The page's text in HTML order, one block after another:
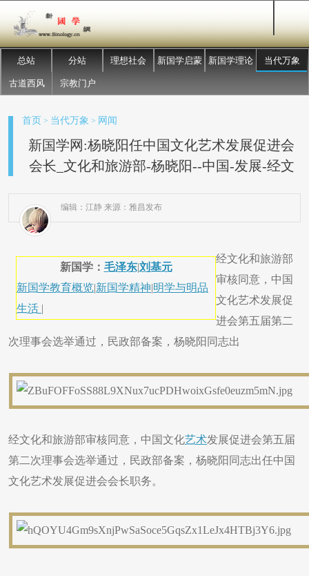
总站 分站 理想社会 新国学启蒙 新国学理论 当代万象
古道西风 宗教门户
首页 > 当代万象 > 网闻
新国学网:杨晓阳任中国文化艺术发展促进会
会长_文化和旅游部-杨晓阳--中国-发展-经文
编辑：江静 来源：雅昌发布
新国学： 毛泽东|刘基元
新国学教育概览|新国学精神|明学与明品
生活 |
​经文化和旅游部
审核同意，中国
文化艺术发展促
进会第五届第二
次理事会选举通过，民政部备案，杨晓阳同志出
​经文化和旅游部审核同意，中国文化艺术发展促进会第五届
第二次理事会选举通过，民政部备案，杨晓阳同志出任中国
文化艺术发展促进会会长职务。